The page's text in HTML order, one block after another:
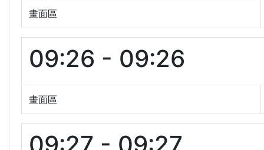
畫面區
09:26 - 09:26
畫面區